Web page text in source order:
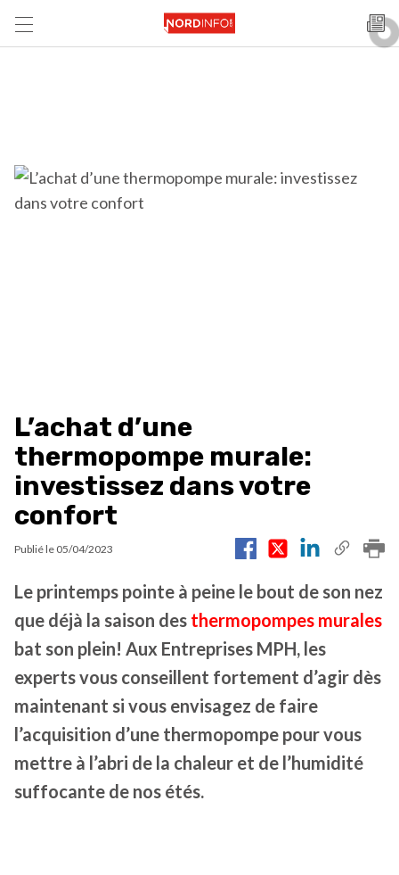
L’achat d’une
thermopompe murale:
investissez dans votre
confort
Publié le 05/04/2023
Le printemps pointe à peine le bout de son nez
que déjà la saison des thermopompes murales
bat son plein! Aux Entreprises MPH, les
experts vous conseillent fortement d’agir dès
maintenant si vous envisagez de faire
l’acquisition d’une thermopompe pour vous
mettre à l’abri de la chaleur et de l’humidité
suffocante de nos étés.